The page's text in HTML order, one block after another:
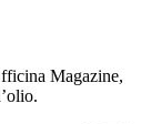
Magazine,